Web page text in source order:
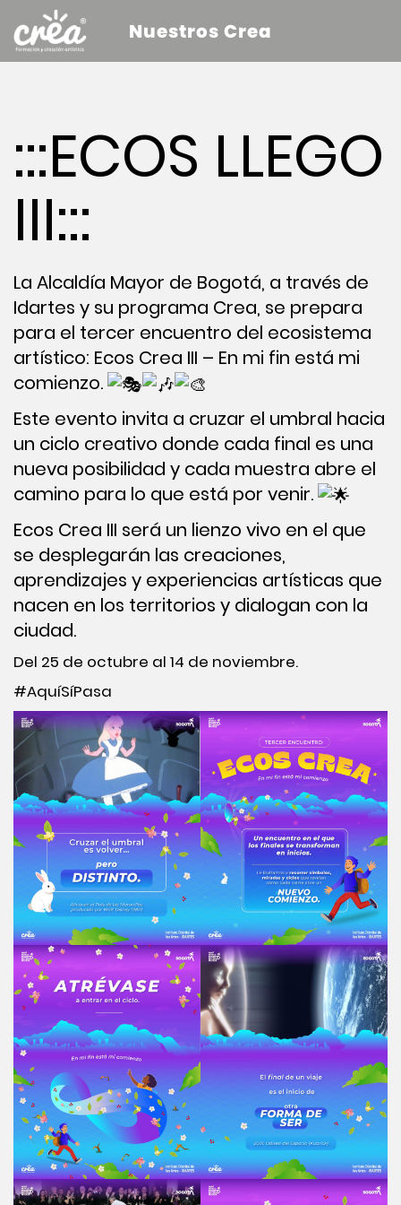
Nuestros Crea
:::ECOS LLEGO
III:::
La Alcaldía Mayor de Bogotá, a través de
Idartes y su programa Crea, se prepara
para el tercer encuentro del ecosistema
artístico: Ecos Crea III – En mi fin está mi
comienzo.
Este evento invita a cruzar el umbral hacia
un ciclo creativo donde cada final es una
nueva posibilidad y cada muestra abre el
camino para lo que está por venir.
Ecos Crea III será un lienzo vivo en el que
se desplegarán las creaciones,
aprendizajes y experiencias artísticas que
nacen en los territorios y dialogan con la
ciudad.
Del 25 de octubre al 14 de noviembre.
#AquíSíPasa